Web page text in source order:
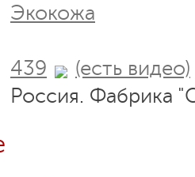
Экокожа
439
(есть видео)
Россия. Фабрика